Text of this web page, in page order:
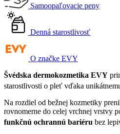
Samoopaľovacie peny
Denná starostlivosť
O značke EVY
Švédska dermokozmetika EVY
starostlivosti o pleť vďaka
Na rozdiel od bežnej kozmetiky
rovnomerne do celej vrchnej vrstvy
funkčnú ochrannú bariéru bez